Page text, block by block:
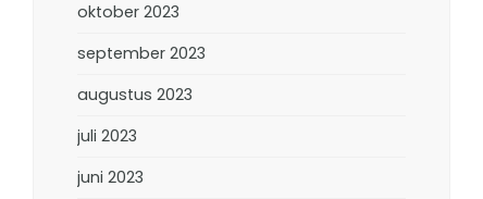
oktober 2023
september 2023
augustus 2023
juli 2023
juni 2023